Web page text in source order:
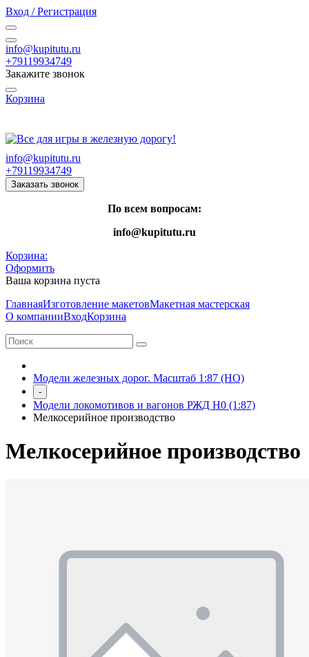
Вход / Регистрация
info@kupitutu.ru
+79119934749
Закажите звонок
Корзина
info@kupitutu.ru
+79119934749
Заказать звонок
По всем вопросам:
info@kupitutu.ru
Корзина:
Оформить
Ваша корзина пуста
ГлавнаяИзготовление макетовМакетная мастерская
О компанииВходКорзина
Модели железных дорог. Масштаб 1:87 (HO)
-
Модели локомотивов и вагонов РЖД H0 (1:87)
Мелкосерийное производство
Мелкосерийное производство